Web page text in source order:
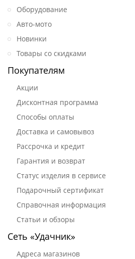
Оборудование
Авто-мото
Новинки
Товары со скидками
Покупателям
Акции
Дисконтная программа
Способы оплаты
Доставка и самовывоз
Рассрочка и кредит
Гарантия и возврат
Статус изделия в сервисе
Подарочный сертификат
Справочная информация
Статьи и обзоры
Сеть «Удачник»
Адреса магазинов